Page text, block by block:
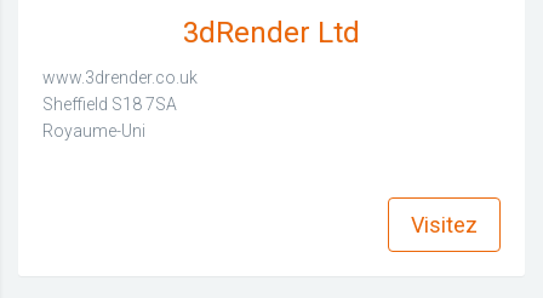
3dRender Ltd
www.3drender.co.uk
Sheffield S18 7SA
Royaume-Uni
Visitez